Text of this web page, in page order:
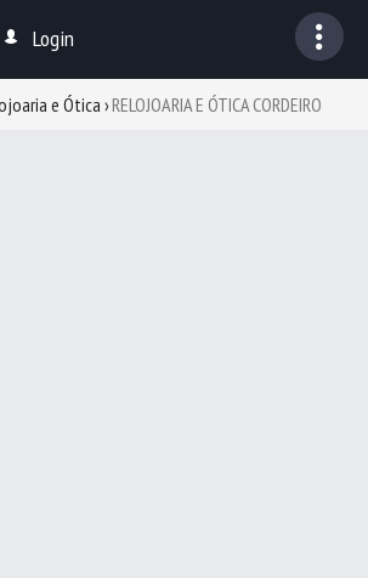
Login
e Ótica RELOJOARIA E ÓTICA CORDEIRO